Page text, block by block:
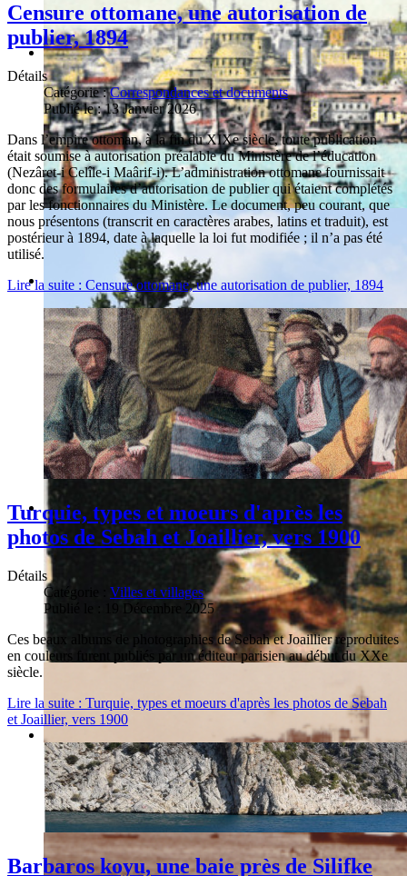
Censure ottomane, une autorisation de
publier, 1894
Détails
Catégorie :Correspondances et documents
Publié le : 13 Janvier 2026
Dans l’empire ottoman, à la fin du XIXe siècle, toute publication
était soumise à autorisation préalable du Ministère de l’éducation
(Nezâret-i Celîle-i Maârif-i). L’administration ottomane fournissait
donc des formulaires d’autorisation de publier qui étaient complétés
par les fonctionnaires du Ministère. Le document, peu courant, que
nous présentons (transcrit en caractères arabes, latins et traduit), est
postérieur à 1894, date à laquelle la loi fut modifiée ; il n’a pas été
utilisé.
Lire la suite : Censure ottomane, une autorisation de publier, 1894
Turquie, types et moeurs d'après les
photos de Sebah et Joaillier, vers 1900
Détails
Catégorie : Villes et villages
Publié le : 19 Décembre 2025
Ces beaux albums de photographies de Sebah et Joaillier reproduites
en couleurs furent publiés par un éditeur parisien au début du XXe
siècle.
Lire la suite : Turquie, types et moeurs d'après les photos de Sebah
et Joaillier, vers 1900
Barbaros koyu, une baie près de Silifke